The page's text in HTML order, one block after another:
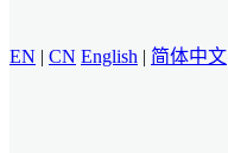
EN | CN English | 简体中文